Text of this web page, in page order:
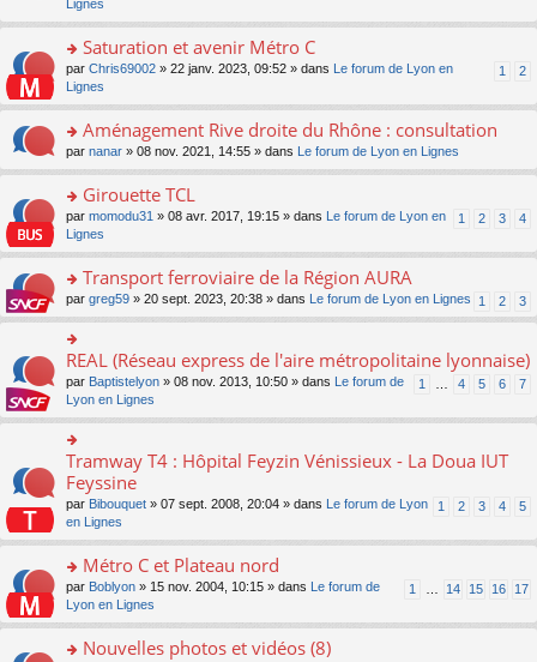
ré
e
nt
pl
u
ré
e
nt
e
n
o
lu
u
s
ré
e
nt
g
e
n
o
n
le
u
s
ré
c
nt
le
m
e
s
s
e
n
o
n
le
s
ré
c
e
nt
s
er
le
m
e
s
s
e
n
o
n
lu
pl
s
ré
c
nt
Lignes
o
s
er
le
m
e
s
s
e
n
o
n
lu
pl
ré
e
nt
Saturation et avenir Métro C
1 2
par Chris69002 » 22 janv. 2023, 09:52 » dans
Le forum de Lyon en
Lignes
o
n
ult
er
le
m
e
s
a
e
n
o
n
lu
le
pl
u
s
ré
c
e
nt
Aménagement Rive droite du Rhône : consultation
par nanar » 08 nov. 2021, 14:55 » dans Le forum de Lyon en Lignes
o
s
er
le
m
e
s
s
a
e
o
n
lu
le
pl
s
ré
c
e
nt
Girouette TCL
1 2 3 4
par momodu31 » 08 avr. 2017, 19:15 » dans
Le forum de Lyon en
Lignes
o
n
s
ult
er
le
m
e
s
a
e
n
lu
le
pl
s
Transport ferroviaire de la Région AURA
1 2 3
par greg59 » 20 sept. 2023, 20:38 » dans Le forum de Lyon en Lignes
o
n
s
le
m
e
s
s
a
e
n
o
n
lu
REAL (Réseau express de l'aire métropolitaine lyonnaise)
1 4 5 6 7
par Baptistelyon » 08 nov. 2013, 10:50 » dans
Le forum de
Lyon en Lignes
o
n
ult
le
m
e
s
s
g
Tramway T4 : Hôpital Feyzin Vénissieux - La Doua IUT
Feyssine
1 2 3 4 5
par Bibouquet » 07 sept. 2008, 20:04 » dans
Le forum de Lyon
en Lignes
o
s
er
Métro C et Plateau nord
1 14 15 16 17
par Boblyon » 15 nov. 2004, 10:15 » dans
Le forum de
Lyon en Lignes
Nouvelles photos et vidéos (8)